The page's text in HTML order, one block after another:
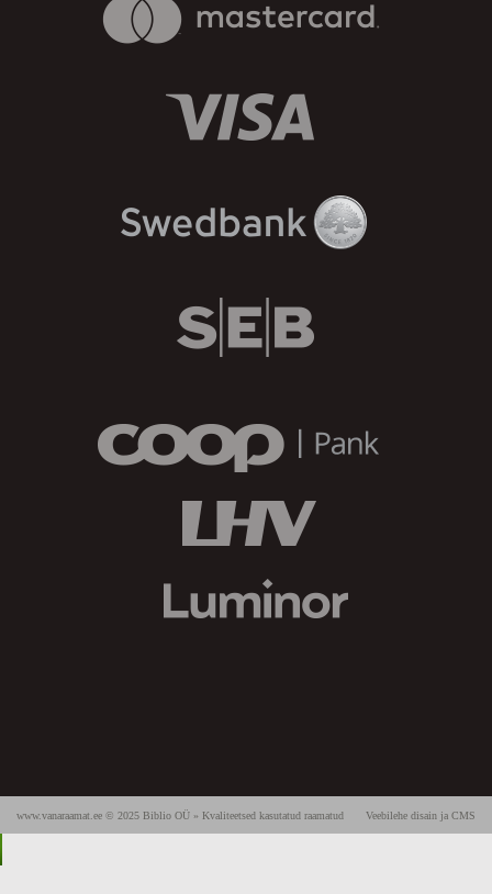
Veebilehe disain ja CMS
www.vanaraamat.ee © 2025 Biblio OÜ » Kvaliteetsed kasutatud raamatud